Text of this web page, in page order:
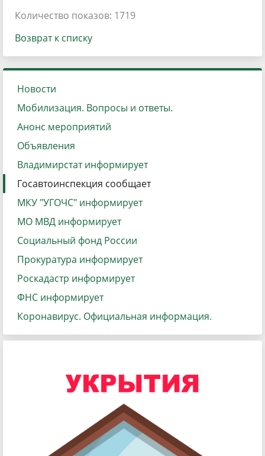
Количество показов: 1719
Возврат к списку
Новости
Мобилизация. Вопросы и ответы.
Анонс мероприятий
Объявления
Владимирстат информирует
Госавтоинспекция сообщает
МКУ "УГОЧС" информирует
МО МВД информирует
Социальный фонд России
Прокуратура информирует
Роскадастр информирует
ФНС информирует
Коронавирус. Официальная информация.